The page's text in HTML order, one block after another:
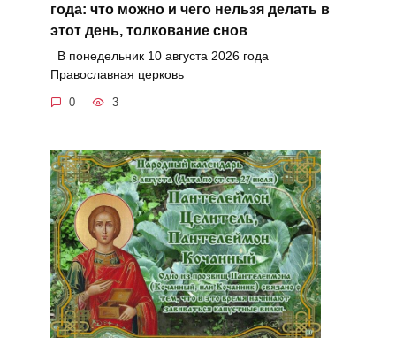
года: что можно и чего нельзя делать в
этот день, толкование снов
В понедельник 10 августа 2026 года
Православная церковь
0 3